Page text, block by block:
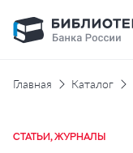
Главная Каталог
СТАТЬИ, ЖУРНАЛЫ